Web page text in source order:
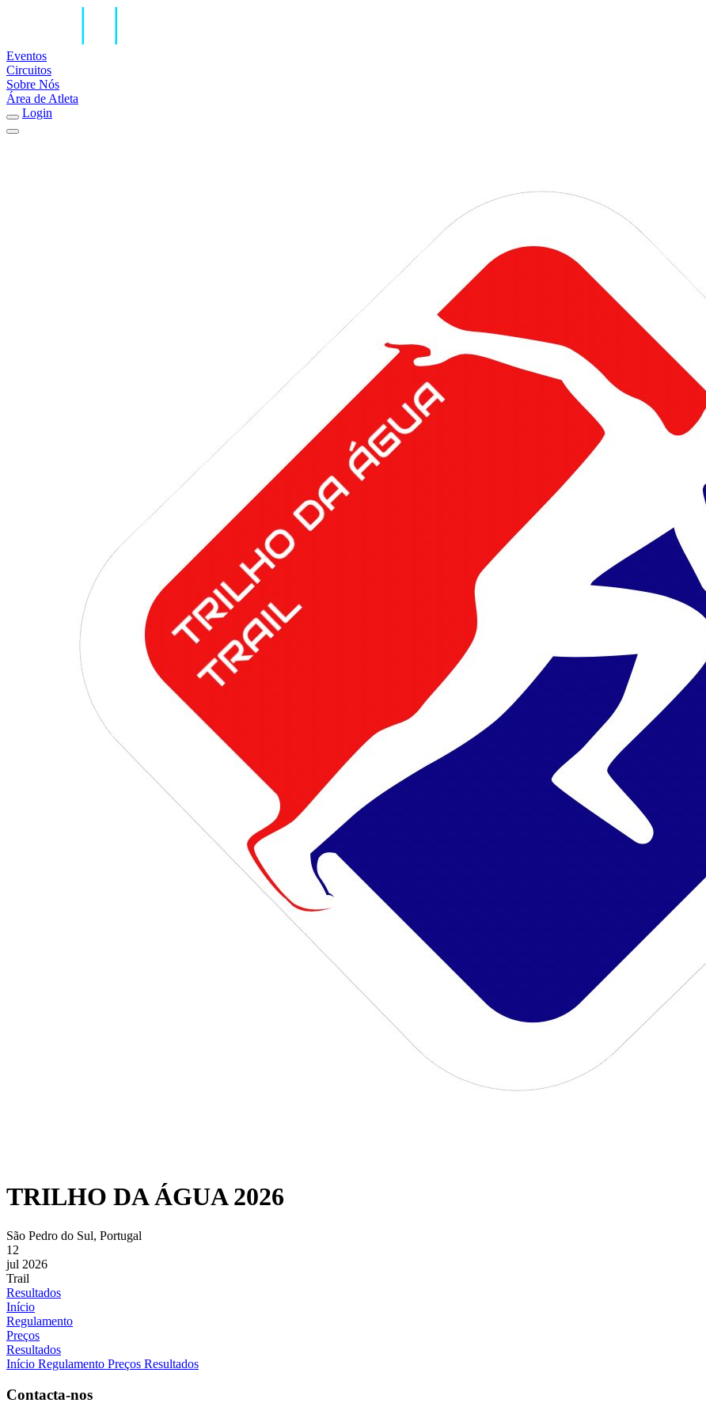
Eventos
Circuitos
Sobre Nós
Área de Atleta
Login
TRILHO DA ÁGUA 2026
São Pedro do Sul, Portugal
12
jul 2026
Trail
Resultados
Início
Regulamento
Preços
Resultados
Início Regulamento Preços Resultados
Contacta-nos